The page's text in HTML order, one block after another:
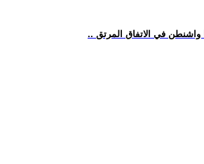
واشنطن في الاتفاق المرتق